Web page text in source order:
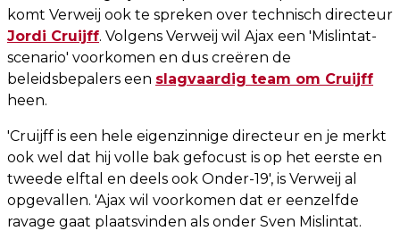
komt Verweij ook te spreken over technisch directeur
Jordi Cruijff. Volgens Verweij wil Ajax een 'Mislintat-
scenario' voorkomen en dus creëren de
beleidsbepalers een slagvaardig team om Cruijff
heen.
'Cruijff is een hele eigenzinnige directeur en je merkt
ook wel dat hij volle bak gefocust is op het eerste en
tweede elftal en deels ook Onder-19', is Verweij al
opgevallen. 'Ajax wil voorkomen dat er eenzelfde
ravage gaat plaatsvinden als onder Sven Mislintat.